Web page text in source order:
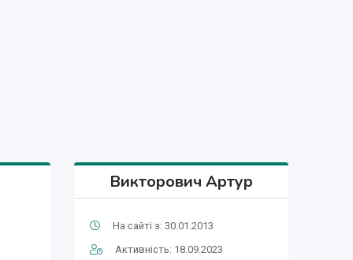
Викторович Артур
На сайті з: 30.01.2013
Активність: 18.09.2023